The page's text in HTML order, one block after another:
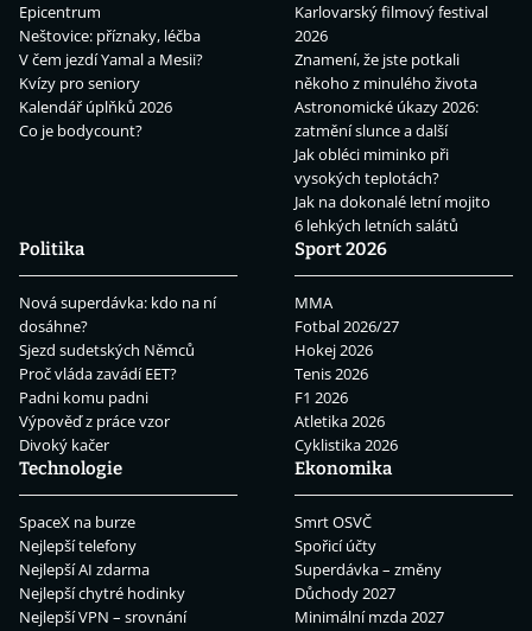
Epicentrum
Neštovice: příznaky, léčba
V čem jezdí Yamal a Mesii?
Kvízy pro seniory
Kalendář úplňků 2026
Co je bodycount?
Karlovarský filmový festival
2026
Znamení, že jste potkali
někoho z minulého života
Astronomické úkazy 2026:
zatmění slunce a další
Jak obléci miminko při
vysokých teplotách?
Jak na dokonalé letní mojito
6 lehkých letních salátů
Politika
Nová superdávka: kdo na ní
dosáhne?
Sjezd sudetských Němců
Proč vláda zavádí EET?
Padni komu padni
Výpověď z práce vzor
Divoký kačer
Sport 2026
MMA
Fotbal 2026/27
Hokej 2026
Tenis 2026
F1 2026
Atletika 2026
Cyklistika 2026
Technologie
SpaceX na burze
Nejlepší telefony
Nejlepší AI zdarma
Nejlepší chytré hodinky
Nejlepší VPN – srovnání
Ekonomika
Smrt OSVČ
Spořicí účty
Superdávka – změny
Důchody 2027
Minimální mzda 2027